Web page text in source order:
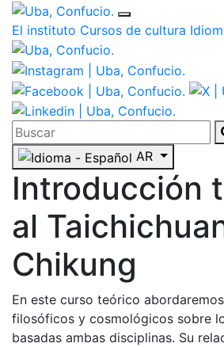
El instituto Cursos de cultura
AR
Introducción
al
Chikung
En este curso teórico
filosóficos y cosmológicos sobre
basadas ambas disciplinas. Su